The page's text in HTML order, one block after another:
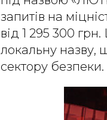
запитів на
від 1 295 300
локальну назву,
сектору безпеки.